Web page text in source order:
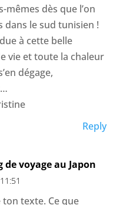
mêmes dès que l’on
dans le sud tunisien !
à cette belle
vie et toute la chaleur
dégage,
Reply
voyage au Japon
texte. Ce que